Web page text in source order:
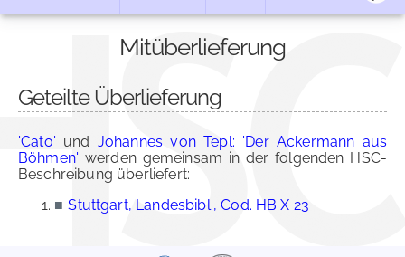
Mitüberlieferung
Geteilte Überlieferung
'Cato' und Johannes von Tepl: 'Der Ackermann aus
Böhmen' werden gemeinsam in der folgenden HSC-
Beschreibung überliefert:
■ Stuttgart, Landesbibl., Cod. HB X 23